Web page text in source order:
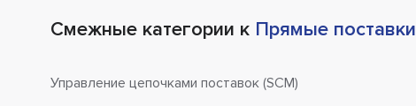
Смежные категории к Прямые поставки
Управление цепочками поставок (SCM)